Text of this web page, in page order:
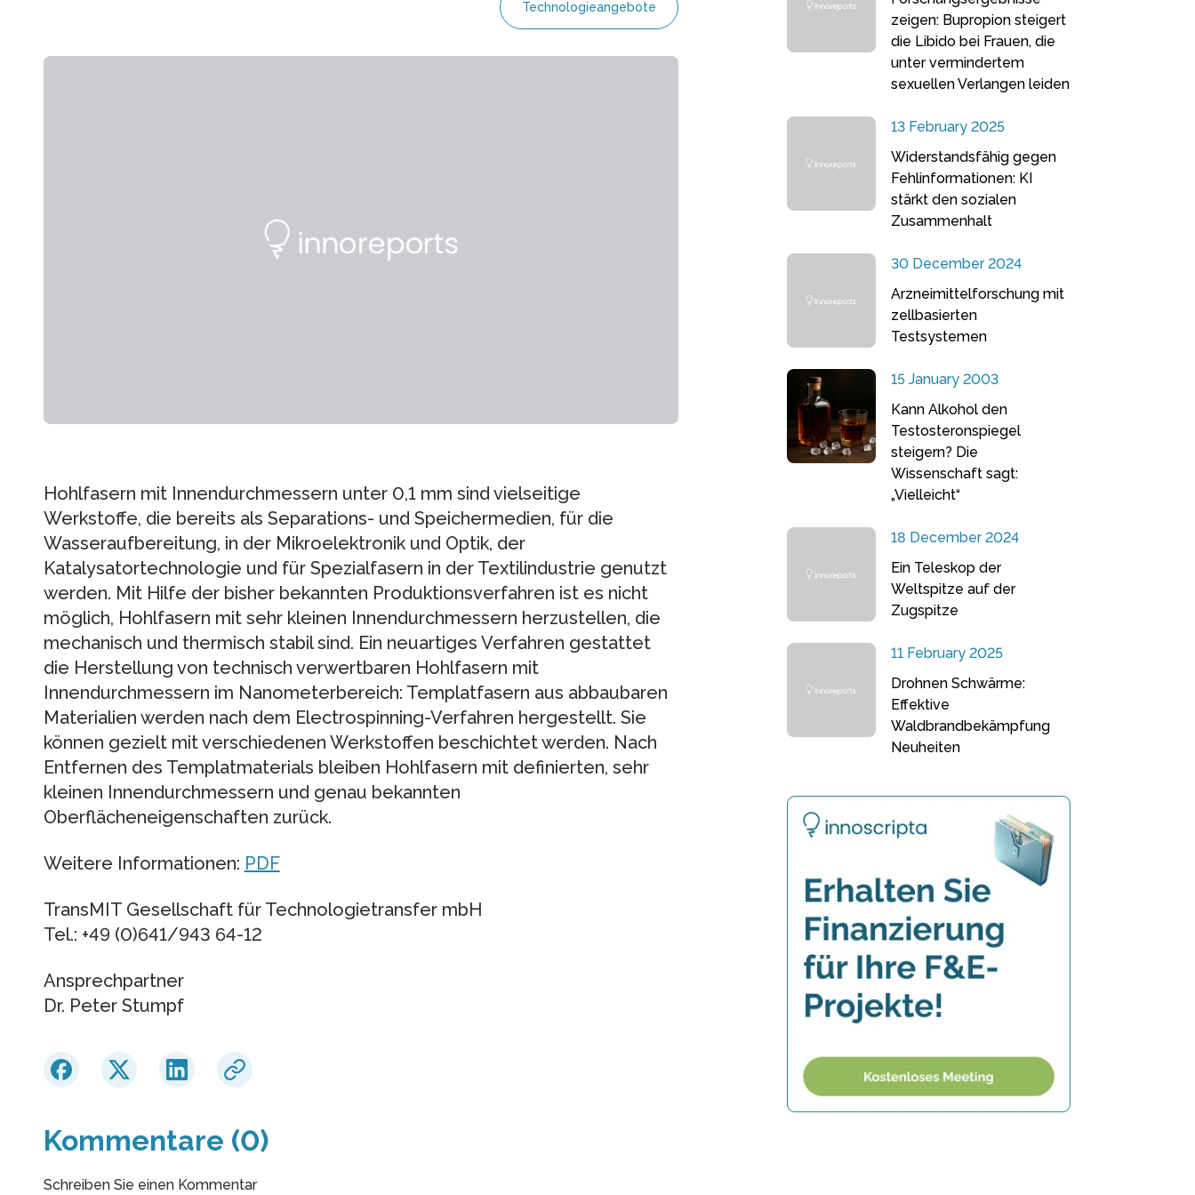
Technologieangebote
Hohlfasern mit Innendurchmessern unter 0,1 mm sind vielseitige
Werkstoffe, die bereits als Separations- und Speichermedien, für die
Wasseraufbereitung, in der Mikroelektronik und Optik, der
Katalysatortechnologie und für Spezialfasern in der Textilindustrie genutzt
werden. Mit Hilfe der bisher bekannten Produktionsverfahren ist es nicht
möglich, Hohlfasern mit sehr kleinen Innendurchmessern herzustellen, die
mechanisch und thermisch stabil sind. Ein neuartiges Verfahren gestattet
die Herstellung von technisch verwertbaren Hohlfasern mit
Innendurchmessern im Nanometerbereich: Templatfasern aus abbaubaren
Materialien werden nach dem Electrospinning-Verfahren hergestellt. Sie
können gezielt mit verschiedenen Werkstoffen beschichtet werden. Nach
Entfernen des Templatmaterials bleiben Hohlfasern mit definierten, sehr
kleinen Innendurchmessern und genau bekannten
Oberflächeneigenschaften zurück.
Weitere Informationen: PDF
TransMIT Gesellschaft für Technologietransfer mbH
Tel.: +49 (0)641/943 64-12
Ansprechpartner
Dr. Peter Stumpf
Kommentare (0)
Schreiben Sie einen Kommentar
zeigen: Bupropion steigert
die Libido bei Frauen, die
unter vermindertem
sexuellen Verlangen leiden
13 February 2025
Widerstandsfähig gegen
Fehlinformationen: KI
stärkt den sozialen
Zusammenhalt
30 December 2024
Arzneimittelforschung mit
zellbasierten
Testsystemen
15 January 2003
Kann Alkohol den
Testosteronspiegel
steigern? Die
Wissenschaft sagt:
„Vielleicht“
18 December 2024
Ein Teleskop der
Weltspitze auf der
Zugspitze
11 February 2025
Drohnen Schwärme:
Effektive
Waldbrandbekämpfung
Neuheiten